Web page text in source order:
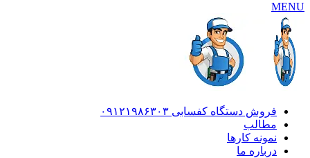
MENU
فروش دستگاه کفسابی ۰۹۱۲۱۹۸۶۳۰۳
مطالب
نمونه کارها
درباره ما